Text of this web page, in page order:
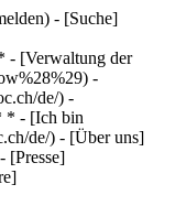
- [Suche]
- [Verwaltung der
-
de/) -
* - [Ich bin
de/) - [Über uns]
[Presse]